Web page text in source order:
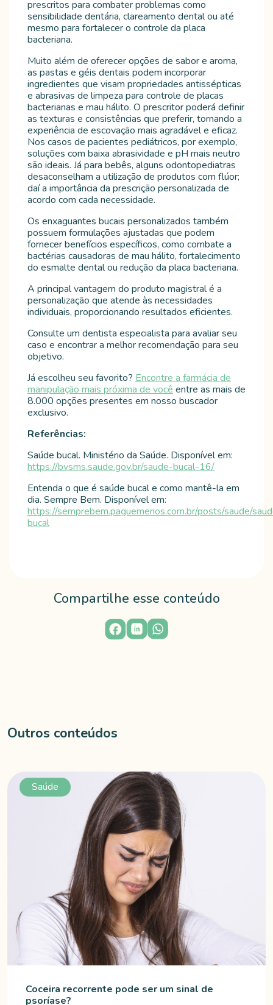
prescritos para combater problemas como
sensibilidade dentária, clareamento dental ou até
mesmo para fortalecer o controle da placa
bacteriana.
Muito além de oferecer opções de sabor e aroma,
as pastas e géis dentais podem incorporar
ingredientes que visam propriedades antissépticas
e abrasivas de limpeza para controle de placas
bacterianas e mau hálito. O prescritor poderá definir
as texturas e consistências que preferir, tornando a
experiência de escovação mais agradável e eficaz.
Nos casos de pacientes pediátricos, por exemplo,
soluções com baixa abrasividade e pH mais neutro
são ideais. Já para bebês, alguns odontopediatras
desaconselham a utilização de produtos com flúor;
daí a importância da prescrição personalizada de
acordo com cada necessidade.
Os enxaguantes bucais personalizados também
possuem formulações ajustadas que podem
fornecer benefícios específicos, como combate a
bactérias causadoras de mau hálito, fortalecimento
do esmalte dental ou redução da placa bacteriana.
A principal vantagem do produto magistral é a
personalização que atende às necessidades
individuais, proporcionando resultados eficientes.
Consulte um dentista especialista para avaliar seu
caso e encontrar a melhor recomendação para seu
objetivo.
Já escolheu seu favorito? Encontre a farmácia de
manipulação mais próxima de você entre as mais de
8.000 opções presentes em nosso buscador
exclusivo.
Referências:
Saúde bucal. Ministério da Saúde. Disponível em:
https://bvsms.saude.gov.br/saude-bucal-16/
Entenda o que é saúde bucal e como mantê-la em
dia. Sempre Bem. Disponível em:
https://semprebem.paguemenos.com.br/posts/saude/
bucal
Compartilhe esse conteúdo
Outros conteúdos
Saúde
Coceira recorrente pode ser um sinal de
psoríase?